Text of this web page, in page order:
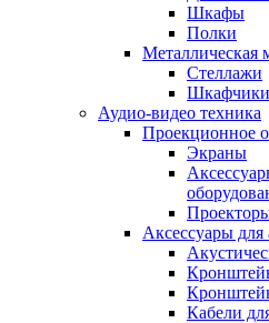
Шкафы
Полки
Металлическая
Стеллажи
Шкафчики
Аудио-видео техника
Проекционное
Экраны
Аксессуары для
Кабели